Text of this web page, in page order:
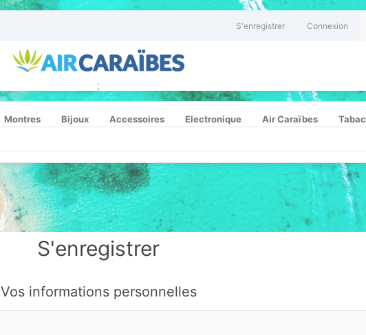
S'enregistrer Connexion
;
Montres Bijoux Accessoires Electronique Air Caraïbes Tabac
S'enregistrer
Vos informations personnelles